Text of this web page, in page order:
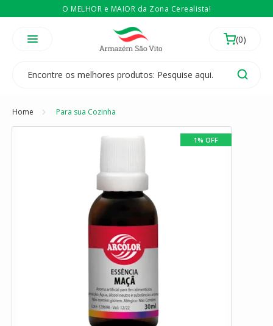
O MELHOR e MAIOR da Zona Cerealista!
Temos 3 lojas físicas na Zona Cerealista de São Paulo!
É revendedor? EntãoCompre no atacado
Home Para sua Cozinha
1% OFF